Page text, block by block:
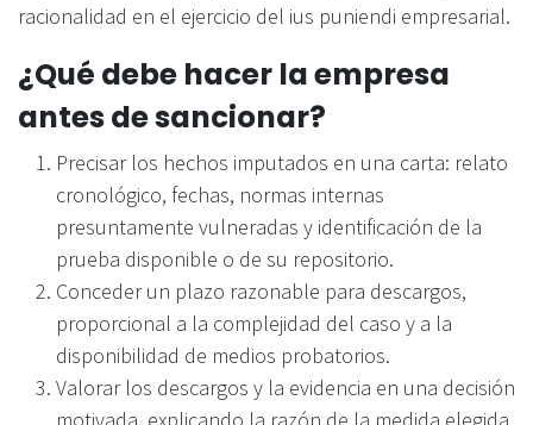
racionalidad en el ejercicio del ius puniendi empresarial.
¿Qué debe hacer la empresa
antes de sancionar?
Precisar los hechos imputados en una carta: relato
cronológico, fechas, normas internas
presuntamente vulneradas y identificación de la
prueba disponible o de su repositorio.
Conceder un plazo razonable para descargos,
proporcional a la complejidad del caso y a la
disponibilidad de medios probatorios.
Valorar los descargos y la evidencia en una decisión